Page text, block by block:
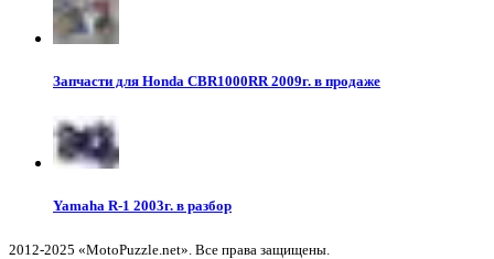
Запчасти для Honda CBR1000RR 2009г. в продаже
Yamaha R-1 2003г. в разбор
2012-2025 «MotoPuzzle.net». Все права защищены.